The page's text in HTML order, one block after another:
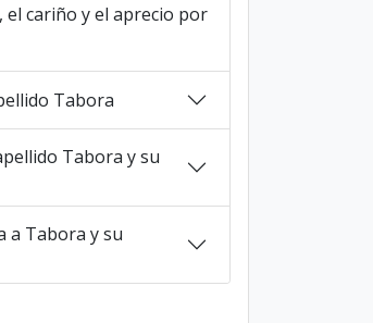
el cariño y el aprecio por
Tabora
Tabora y su
a Tabora y su